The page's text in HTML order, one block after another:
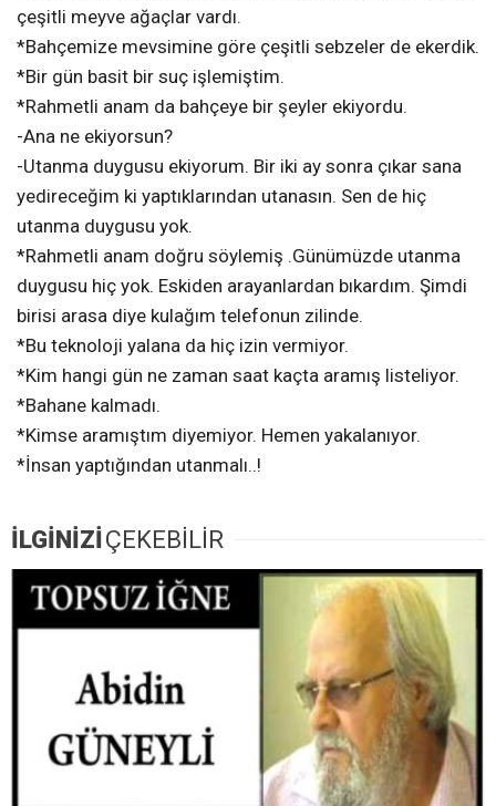
çeşitli meyve ağaçlar vardı.
*Bahçemize mevsimine göre çeşitli sebzeler de ekerdik.
*Bir gün basit bir suç işlemiştim.
*Rahmetli anam da bahçeye bir şeyler ekiyordu.
-Ana ne ekiyorsun?
-Utanma duygusu ekiyorum. Bir iki ay sonra çıkar sana
yedireceğim ki yaptıklarından utanasın. Sen de hiç
utanma duygusu yok.
*Rahmetli anam doğru söylemiş .Günümüzde utanma
duygusu hiç yok. Eskiden arayanlardan bıkardım. Şimdi
birisi arasa diye kulağım telefonun zilinde.
*Bu teknoloji yalana da hiç izin vermiyor.
*Kim hangi gün ne zaman saat kaçta aramış listeliyor.
*Bahane kalmadı.
*Kimse aramıştım diyemiyor. Hemen yakalanıyor.
*İnsan yaptığından utanmalı..!
İLGİNİZİ ÇEKEBİLİR